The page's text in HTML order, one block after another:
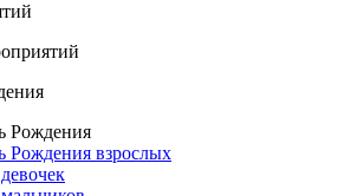
Рождения
Рождения взрослых